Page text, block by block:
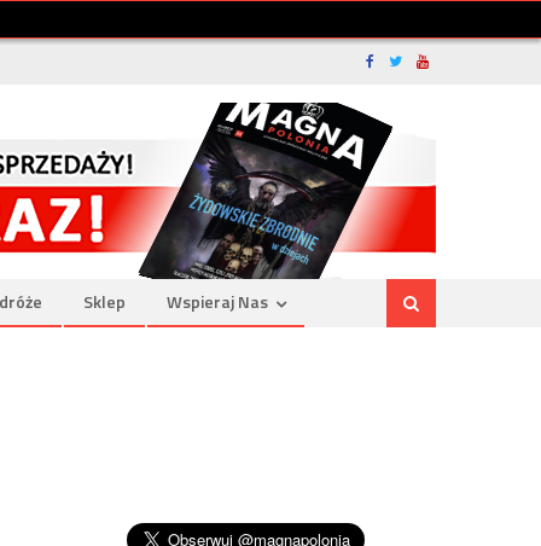
Sklep Wspieraj Nas